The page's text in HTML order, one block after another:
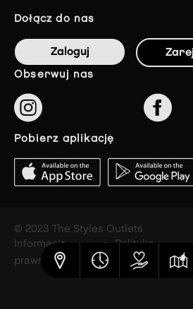
dołącz do nas
Zaloguj
obserwuj nas
pobierz aplikację
© 2023 The Styles Outlets
Informacja
prawna
Polityka
prywatności